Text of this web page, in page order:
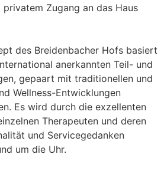
Zugang an das Haus
des Breidenbacher Hofs basiert
anerkannten Teil- und
gepaart mit traditionellen und
Wellness-Entwicklungen
Es wird durch die exzellenten
Therapeuten und deren
und Servicegedanken
um die Uhr.